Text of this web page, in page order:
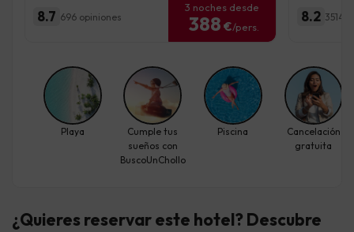
8.7 696 opiniones
3 noches desde
388 €/pers.
8.2 3514
Playa
Cumple tus
sueños con
BuscoUnChollo
Piscina
Cancelación
gratuita
¿Quieres reservar este hotel? Descubre